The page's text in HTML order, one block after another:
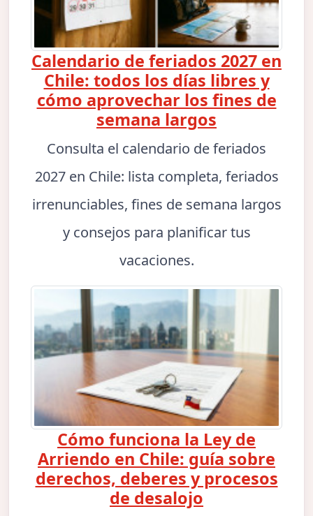
Calendario de feriados 2027 en
Chile: todos los días libres y
cómo aprovechar los fines de
semana largos
Consulta el calendario de feriados
2027 en Chile: lista completa, feriados
irrenunciables, fines de semana largos
y consejos para planificar tus
vacaciones.
Cómo funciona la Ley de
Arriendo en Chile: guía sobre
derechos, deberes y procesos
de desalojo